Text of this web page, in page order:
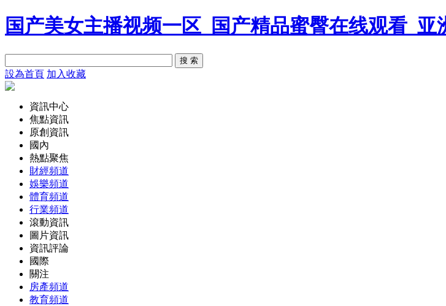
国产美女主播视频一区_国产精品蜜臀在线观看_
設為首頁 加入收藏
資訊中心
焦點資訊
原創資訊
國內
熱點聚焦
財經頻道
娛樂頻道
體育頻道
行業頻道
滾動資訊
圖片資訊
資訊評論
國際
關注
房產頻道
教育頻道